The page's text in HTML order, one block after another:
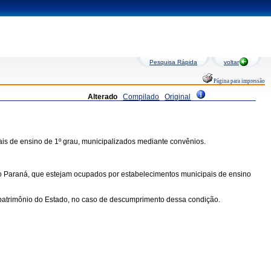
Pesquisa Rápida voltar
Página para impressão
Alterado Compilado Original
de ensino de 1º grau, municipalizados mediante convênios.
que estejam ocupados por estabelecimentos municipais de ensino
do Estado, no caso de descumprimento dessa condição.